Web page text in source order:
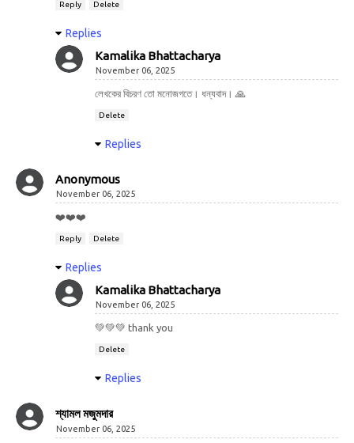
Reply Delete
Replies
Kamalika Bhattacharya
November 06, 2025
লেখকের বিচরণ তো মনোজগতে। ধন্যবাদ। 🙏
Delete
Replies
Anonymous
November 06, 2025
❤️❤️❤️
Reply Delete
Replies
Kamalika Bhattacharya
November 06, 2025
💚💚💚 thank you
Delete
Replies
শ্যামল মজুমদার
November 06, 2025